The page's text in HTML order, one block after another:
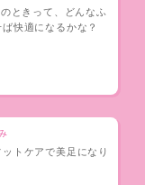
ときって、どんなふ
快適になるかな？
トケアで美足になり